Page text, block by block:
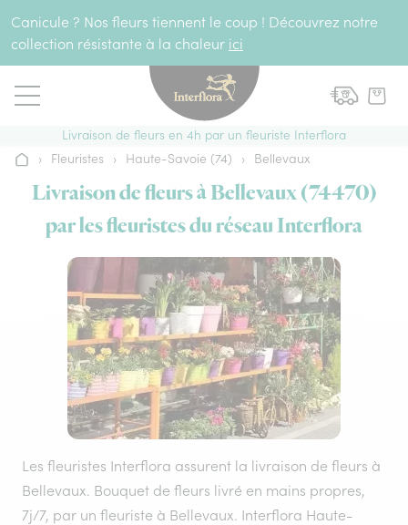
Canicule ? Nos fleurs tiennent le coup ! Découvrez notre
collection résistante à la chaleur ici
Livraison de fleurs en 4h par un fleuriste Interflora
Accueil
› Fleuristes › Haute-Savoie (74) › Bellevaux
Livraison de fleurs à Bellevaux (74470)
par les fleuristes du réseau Interflora
Les fleuristes Interflora assurent la livraison de fleurs à
Bellevaux. Bouquet de fleurs livré en mains propres,
7j/7, par un fleuriste à Bellevaux. Interflora Haute-